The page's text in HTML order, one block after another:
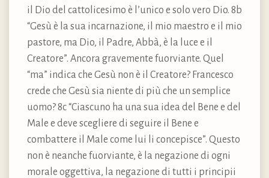
il Dio del cattolicesimo è l’unico e solo vero Dio. 8b
“Gesù è la sua incarnazione, il mio maestro e il mio
pastore, ma Dio, il Padre, Abbà, è la luce e il
Creatore”. Ancora gravemente fuorviante. Quel
“ma” indica che Gesù non è il Creatore? Francesco
crede che Gesù sia niente di più che un semplice
uomo? 8c “Ciascuno ha una sua idea del Bene e del
Male e deve scegliere di seguire il Bene e
combattere il Male come lui li concepisce”. Questo
non è neanche fuorviante, è la negazione di ogni
morale oggettiva, la negazione di tutti i principii